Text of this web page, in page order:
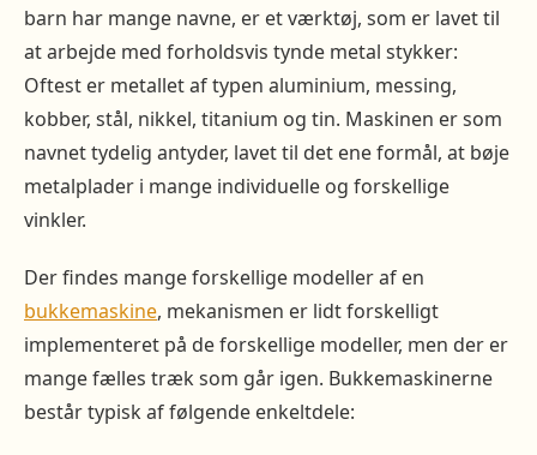
barn har mange navne, er et værktøj, som er lavet til
at arbejde med forholdsvis tynde metal stykker:
Oftest er metallet af typen aluminium, messing,
kobber, stål, nikkel, titanium og tin. Maskinen er som
navnet tydelig antyder, lavet til det ene formål, at bøje
metalplader i mange individuelle og forskellige
vinkler.
Der findes mange forskellige modeller af en
bukkemaskine, mekanismen er lidt forskelligt
implementeret på de forskellige modeller, men der er
mange fælles træk som går igen. Bukkemaskinerne
består typisk af følgende enkeltdele: